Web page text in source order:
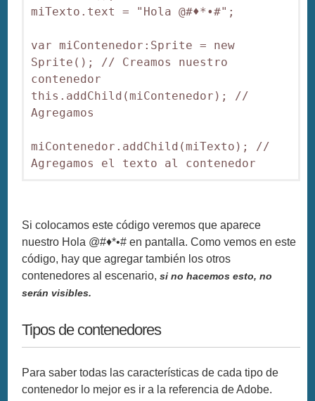
miTexto.text = "Hola @#♦*•#";
var miContenedor:Sprite = new
Sprite(); // Creamos nuestro
contenedor
this.addChild(miContenedor); //
Agregamos
miContenedor.addChild(miTexto); //
Agregamos el texto al contenedor
Si colocamos este código veremos que aparece
nuestro Hola @#♦*•# en pantalla. Como vemos en este
código, hay que agregar también los otros
contenedores al escenario,si no hacemos esto, no
serán visibles.
Tipos de contenedores
Para saber todas las características de cada tipo de
contenedor lo mejor es ir a la referencia de Adobe.